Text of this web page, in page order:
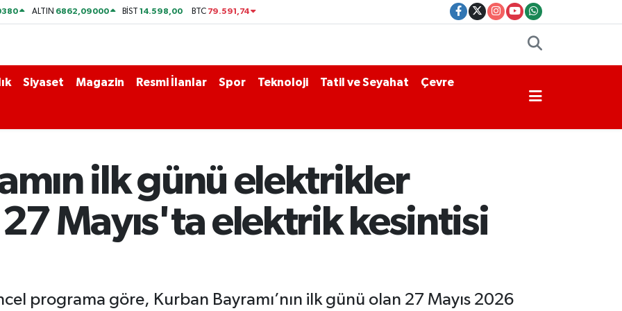
ALTIN 6862,09000 BİST14.598,00 BTC 79.591,74
Siyaset Magazin Resmi İlanlar Spor Teknoloji Tatil ve Seyahat Çevre
ilk günü elektrikler
Mayıs'ta elektrik kesintisi
programa göre, Kurban Bayramı’nın ilk günü olan 27 Mayıs 2026